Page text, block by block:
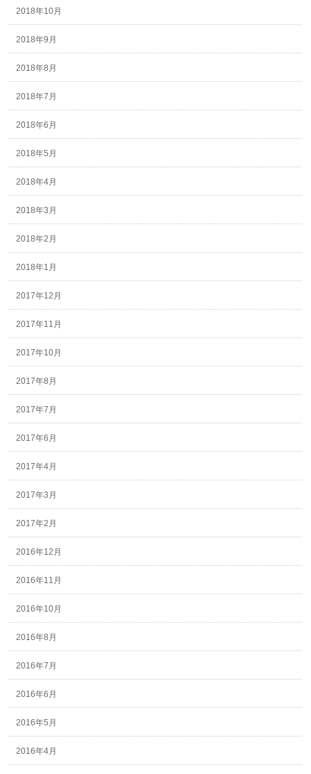
2018年10月
2018年9月
2018年8月
2018年7月
2018年6月
2018年5月
2018年4月
2018年3月
2018年2月
2018年1月
2017年12月
2017年11月
2017年10月
2017年8月
2017年7月
2017年6月
2017年4月
2017年3月
2017年2月
2016年12月
2016年11月
2016年10月
2016年8月
2016年7月
2016年6月
2016年5月
2016年4月